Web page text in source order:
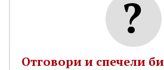
Отговори и спечели